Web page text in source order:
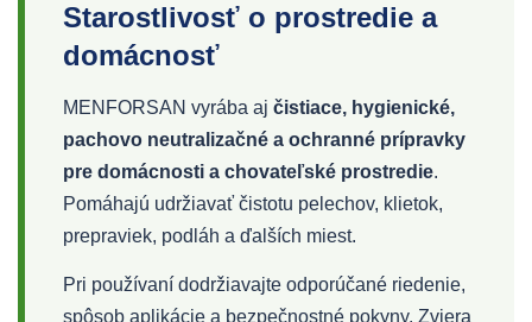
Starostlivosť o prostredie a
domácnosť
MENFORSAN vyrába aj čistiace, hygienické,
pachovo neutralizačné a ochranné prípravky
pre domácnosti a chovateľské prostredie.
Pomáhajú udržiavať čistotu pelechov, klietok,
prepraviek, podláh a ďalších miest.
Pri používaní dodržiavajte odporúčané riedenie,
spôsob aplikácie a bezpečnostné pokyny. Zviera